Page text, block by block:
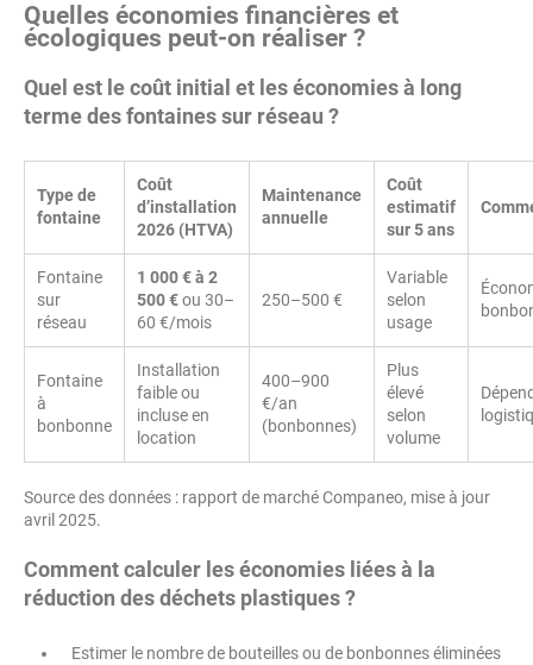
Quelles économies financières et
écologiques peut-on réaliser ?
Quel est le coût initial et les économies à long
terme des fontaines sur réseau ?
Type de
fontaine
Coût
d’installation
2026 (HTVA)
Maintenance
annuelle
Coût
estimatif
sur 5 ans
Fontaine
sur
réseau
1 000 € à 2
500 €ou 30–
60 €/mois
250–500 €
Variable
selon
usage
Fontaine
à
bonbonne
Installation
faible ou
incluse en
location
400–900
€/an
(bonbonnes)
Plus
élevé
selon
volume
Source des données : rapport de marché Companeo, mise à jour
avril 2025.
Comment calculer les économies liées à la
réduction des déchets plastiques ?
Estimer le nombre de bouteilles ou de bonbonnes éliminées